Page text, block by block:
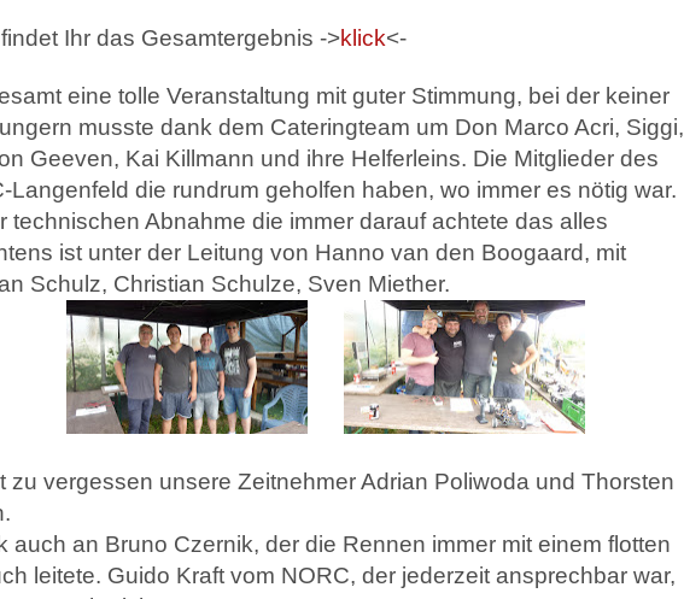
Ihr das Gesamtergebnis ->klick<-
eine tolle Veranstaltung mit guter Stimmung, bei der keiner
musste dank dem Cateringteam um Don Marco Acri, Siggi,
Geeven, Kai Killmann und ihre Helferleins. Die Mitglieder des
Langenfeld die rundrum geholfen haben, wo immer es nötig war.
technischen Abnahme die immer darauf achtete das alles
ist unter der Leitung von Hanno van den Boogaard, mit
Schulz, Christian Schulze, Sven Miether.
zu vergessen unsere Zeitnehmer Adrian Poliwoda und Thorsten
auch an Bruno Czernik, der die Rennen immer mit einem flotten
leitete. Guido Kraft vom NORC, der jederzeit ansprechbar war,